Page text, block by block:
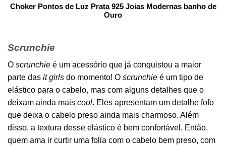
Choker Pontos de Luz Prata 925 Joias Modernas banho de
Ouro
Scrunchie
O scrunchie é um acessório que já conquistou a maior
parte das it girls do momento! O scrunchie é um tipo de
elástico para o cabelo, mas com alguns detalhes que o
deixam ainda mais cool. Eles apresentam um detalhe fofo
que deixa o cabelo preso ainda mais charmoso. Além
disso, a textura desse elástico é bem confortável. Então,
quem ama ir curtir uma folia com o cabelo bem preso, com